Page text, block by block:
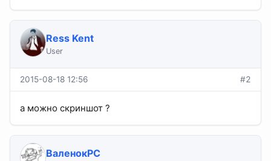
Ress Kent
User
2015-08-18 12:56 #2
а можно скриншот ?
ВаленокPC